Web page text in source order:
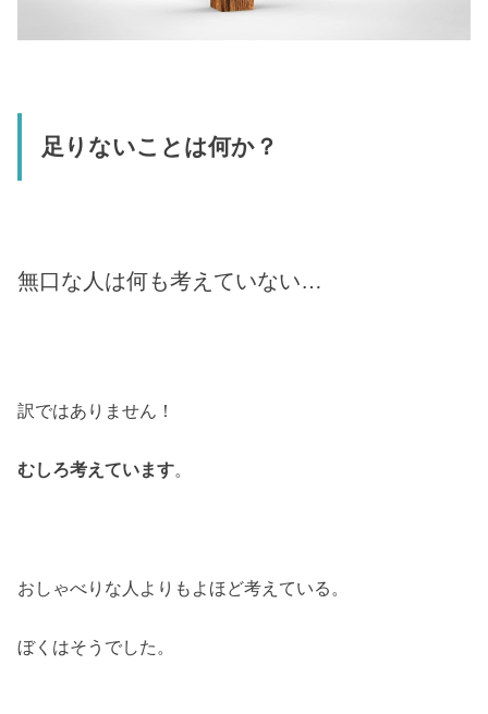
足りないことは何か？
無口な人は何も考えていない…
訳ではありません！
むしろ考えています。
おしゃべりな人よりもよほど考えている。
ぼくはそうでした。